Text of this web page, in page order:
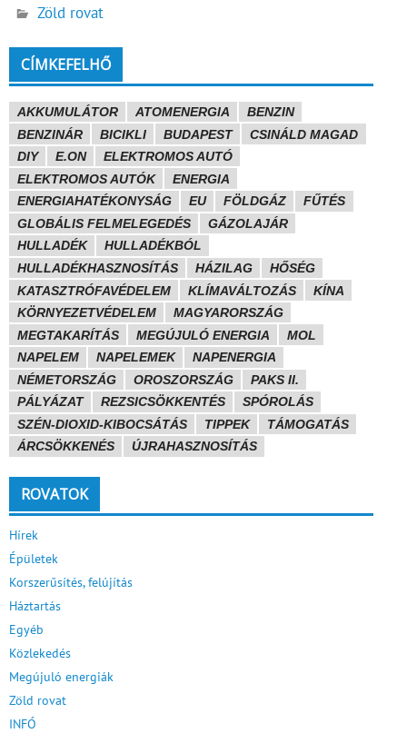
Zöld rovat
CÍMKEFELHŐ
AKKUMULÁTOR ATOMENERGIA
BENZIN
BENZINÁR
BICIKLI BUDAPEST
CSINÁLD MAGAD
DIY
E.ON
ELEKTROMOS AUTÓ
ELEKTROMOS AUTÓK
ENERGIA
ENERGIAHATÉKONYSÁG
EU FÖLDGÁZ
FŰTÉS
GLOBÁLIS FELMELEGEDÉS
GÁZOLAJÁR
HULLADÉK
HULLADÉKBÓL
HULLADÉKHASZNOSÍTÁS
HÁZILAG
HŐSÉG
KATASZTRÓFAVÉDELEM
KLÍMAVÁLTOZÁS
KÍNA
KÖRNYEZETVÉDELEM
MAGYARORSZÁG
MEGTAKARÍTÁS
MEGÚJULÓ ENERGIA
MOL
NAPELEM
NAPELEMEK
NAPENERGIA
NÉMETORSZÁG
OROSZORSZÁG
PAKS II.
PÁLYÁZAT
REZSICSÖKKENTÉS
SPÓROLÁS
SZÉN-DIOXID-KIBOCSÁTÁS
TIPPEK
TÁMOGATÁS
ÁRCSÖKKENÉS
ÚJRAHASZNOSÍTÁS
ROVATOK
Hírek
Épületek
Korszerűsítés, felújítás
Háztartás
Egyéb
Közlekedés
Megújuló energiák
Zöld rovat
INFÓ